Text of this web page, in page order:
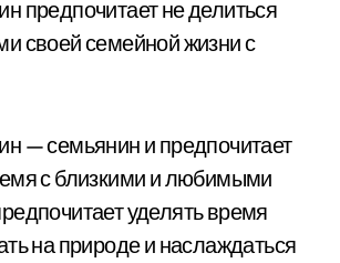
предпочитает не делиться
своей семейной жизни с
— семьянин и предпочитает
с близкими и любимыми
уделять время
на природе и наслаждаться